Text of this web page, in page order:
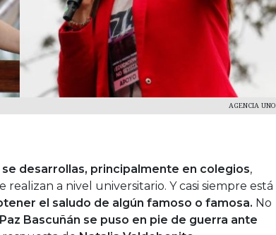
AGENCIA UNO
desarrollas, principalmente en colegios,
a nivel universitario. Y casi siempre está
el saludo de algún famoso o famosa. No
Paz Bascuñán se puso en pie de guerra ante